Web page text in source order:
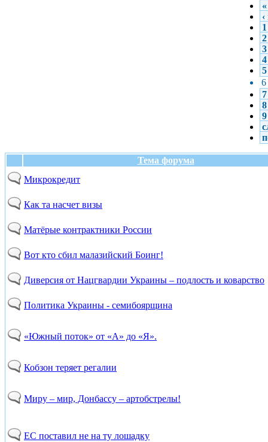
1
2
3
4
5
6
7
8
9
Тема форума
Микрокредит
Как та насчет визы
Матёрые контрактники России
Вот кто сбил малазийский Боинг!
Диверсия от Нацгвардии Украины – подлость и коварство
Политика Украины - семибоярщина
«Южный поток» от «А» до «Я».
Кобзон теряет регалии
Миру – мир, Донбассу – артобстрелы!
ЕС поставил не на ту лошадку